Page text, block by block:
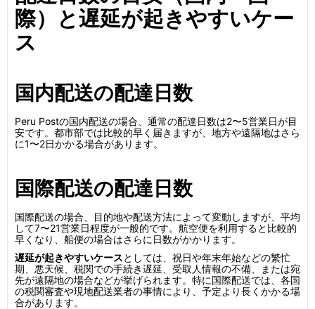
際）と遅延が起きやすいケー
ス
国内配送の配達日数
Peru Postの国内配送の場合、通常の配達日数は2〜5営業日が目
安です。都市部では比較的早く届きますが、地方や遠隔地はさら
に1〜2日かかる場合があります。
国際配送の配達日数
国際配送の場合、目的地や配送方法によって変動しますが、平均
して7〜21営業日程度が一般的です。航空便を利用すると比較的
早くなり、船便の場合はさらに日数がかかります。
遅延が起きやすいケースとしては、祝日や年末年始などの繁忙
期、悪天候、税関での手続き遅延、受取人情報の不備、または宛
先が遠隔地の場合などが挙げられます。特に国際配送では、各国
の税関審査や現地配送業者の事情により、予定より長くかかる場
合があります。